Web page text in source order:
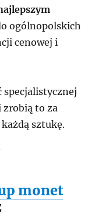
ogólnopolskich
cenowej i
specjalistycznej
zrobią to za
sztukę.
monet